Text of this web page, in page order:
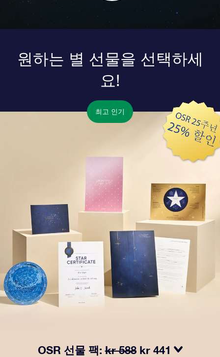
원하는 별 선물을 선택하세
요!
최고 인기
OSR 선물 팩:kr 588 kr 441